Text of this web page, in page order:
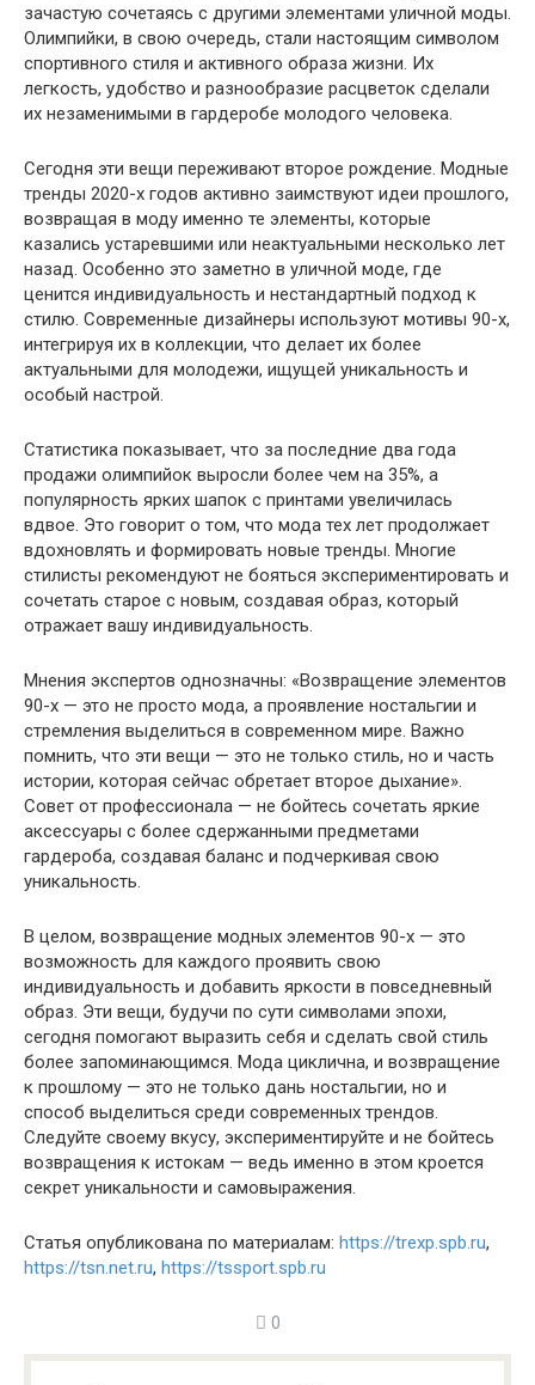
зачастую сочетаясь с другими элементами уличной моды.
Олимпийки, в свою очередь, стали настоящим символом
спортивного стиля и активного образа жизни. Их
легкость, удобство и разнообразие расцветок сделали
их незаменимыми в гардеробе молодого человека.
Сегодня эти вещи переживают второе рождение. Модные
тренды 2020-х годов активно заимствуют идеи прошлого,
возвращая в моду именно те элементы, которые
казались устаревшими или неактуальными несколько лет
назад. Особенно это заметно в уличной моде, где
ценится индивидуальность и нестандартный подход к
стилю. Современные дизайнеры используют мотивы 90-х,
интегрируя их в коллекции, что делает их более
актуальными для молодежи, ищущей уникальность и
особый настрой.
Статистика показывает, что за последние два года
продажи олимпийок выросли более чем на 35%, а
популярность ярких шапок с принтами увеличилась
вдвое. Это говорит о том, что мода тех лет продолжает
вдохновлять и формировать новые тренды. Многие
стилисты рекомендуют не бояться экспериментировать и
сочетать старое с новым, создавая образ, который
отражает вашу индивидуальность.
Мнения экспертов однозначны: «Возвращение элементов
90-х — это не просто мода, а проявление ностальгии и
стремления выделиться в современном мире. Важно
помнить, что эти вещи — это не только стиль, но и часть
истории, которая сейчас обретает второе дыхание».
Совет от профессионала — не бойтесь сочетать яркие
аксессуары с более сдержанными предметами
гардероба, создавая баланс и подчеркивая свою
уникальность.
В целом, возвращение модных элементов 90-х — это
возможность для каждого проявить свою
индивидуальность и добавить яркости в повседневный
образ. Эти вещи, будучи по сути символами эпохи,
сегодня помогают выразить себя и сделать свой стиль
более запоминающимся. Мода циклична, и возвращение
к прошлому — это не только дань ностальгии, но и
способ выделиться среди современных трендов.
Следуйте своему вкусу, экспериментируйте и не бойтесь
возвращения к истокам — ведь именно в этом кроется
секрет уникальности и самовыражения.
Статья опубликована по материалам: https://trexp.spb.ru,
https://tsn.net.ru, https://tssport.spb.ru
0